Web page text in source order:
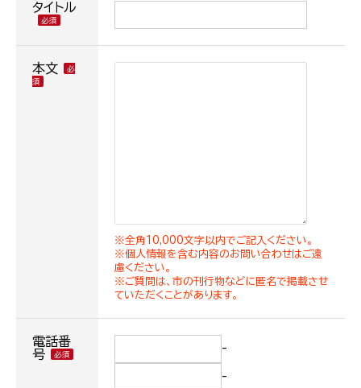
タイトル
本文
※全角10,000文字以内でご記入ください。
※個人情報を含む内容のお問い合わせはご遠
慮ください。
※ご質問は、市の刊行物などに匿名で掲載させ
ていただくことがあります。
電話番
号
-
-